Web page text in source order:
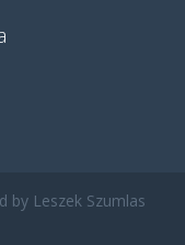
by Leszek Szumlas